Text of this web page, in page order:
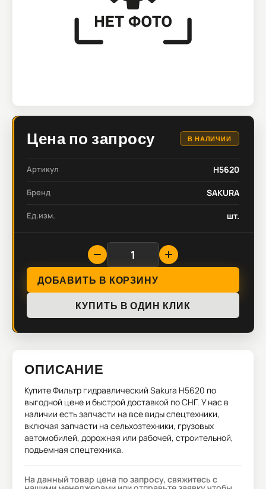
Цена по запросу В НАЛИЧИИ
Артикул H5620
Бренд SAKURA
Ед.изм. шт.
ДОБАВИТЬ В КОРЗИНУ
КУПИТЬ В ОДИН КЛИК
ОПИСАНИЕ
КупитеФильтр гидравлический Sakura H5620 по
выгодной цене и быстрой доставкой по СНГ. У нас в
наличии есть запчасти на все виды спецтехники,
включая запчасти на сельхозтехники, грузовых
автомобилей, дорожная или рабочей, строительной,
подъемная спецтехника.
На данный товар цена по запросу, свяжитесь с